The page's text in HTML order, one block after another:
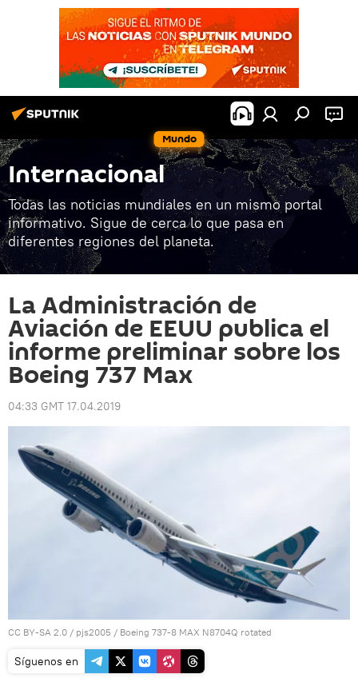
Mundo
Internacional
Todas las noticias mundiales en un mismo portal
informativo. Sigue de cerca lo que pasa en
diferentes regiones del planeta.
La Administración de
Aviación de EEUU publica el
informe preliminar sobre los
Boeing 737 Max
04:33 GMT 17.04.2019
CC BY-SA 2.0 / pjs2005 / Boeing 737-8 MAX N8704Q rotated
Síguenos en